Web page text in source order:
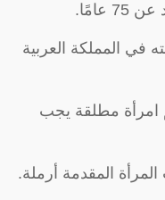
في المملكة العربية
امرأة مطلقة يجب
المقدمة أرملة.